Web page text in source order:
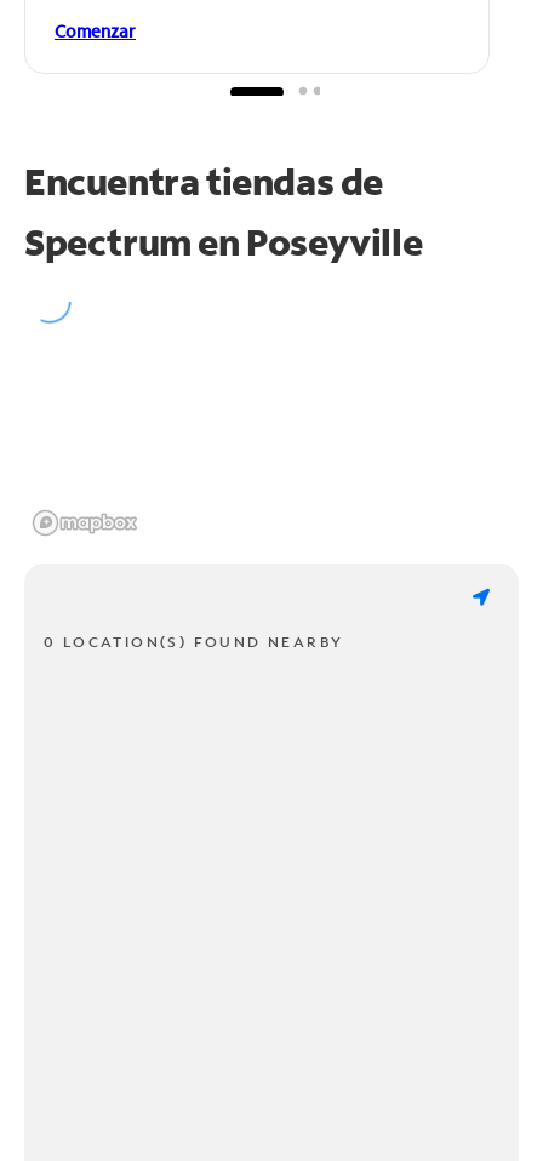
Comenzar
Encuentra tiendas de
Spectrum en Poseyville
0 LOCATION(S) FOUND NEARBY